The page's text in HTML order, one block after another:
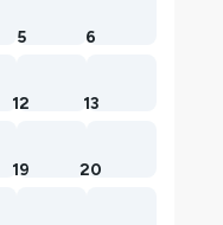
5 6
12 13
19 20